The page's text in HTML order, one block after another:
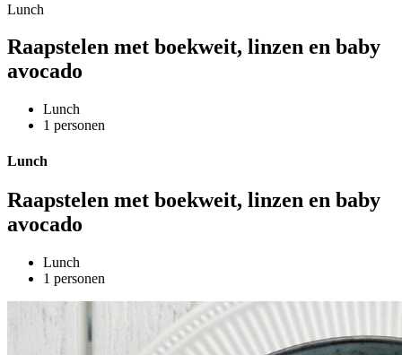
Lunch
Raapstelen met boekweit, linzen en baby
avocado
Lunch
1 personen
Lunch
Raapstelen met boekweit, linzen en baby
avocado
Lunch
1 personen